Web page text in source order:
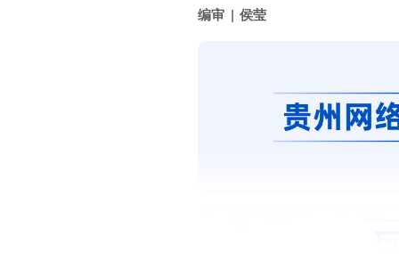
编审
侯莹